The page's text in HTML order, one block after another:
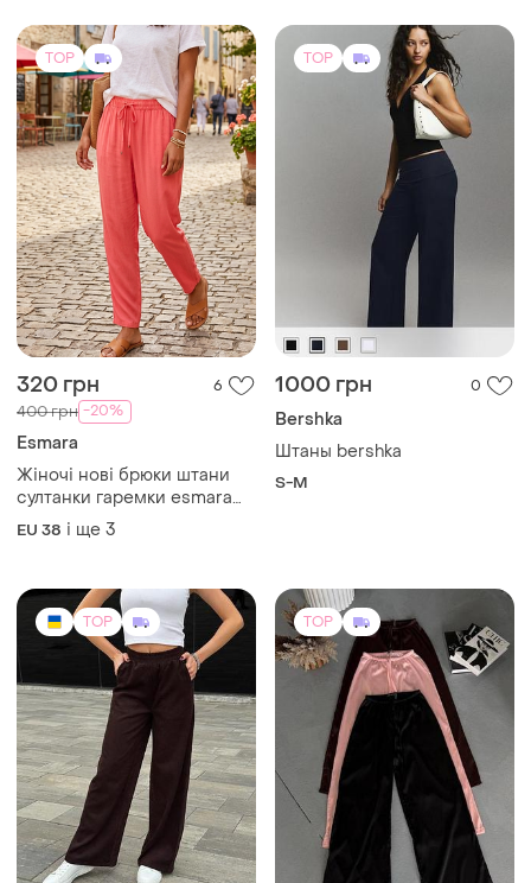
TOP
320 грн 6
400 грн -20%
Esmara
Жіночі нові брюки штани
султанки гаремки esmara
легкі на літо батал, норма
розміри eur 38, 40, 42, 44
EU 38 і ще 3
TOP
1000 грн 0
Bershka
Штаны bershka
S-M
TOP TOP